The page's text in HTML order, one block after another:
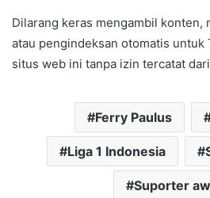
Dilarang keras mengambil konten,
atau pengindeksan otomatis untuk
situs web ini tanpa izin tercatat
Ferry Paulus
Liga 1 Indonesia
Suporter